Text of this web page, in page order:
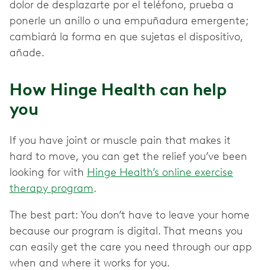
dolor de desplazarte por el teléfono, prueba a
ponerle un anillo o una empuñadura emergente;
cambiará la forma en que sujetas el dispositivo,
añade.
How Hinge Health can help
you
If you have joint or muscle pain that makes it
hard to move, you can get the relief you’ve been
looking for with Hinge Health’s online exercise
therapy program.
The best part: You don’t have to leave your home
because our program is digital. That means you
can easily get the care you need through our app
when and where it works for you.